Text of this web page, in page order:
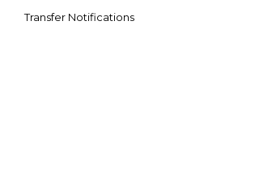
Transfer Notifications